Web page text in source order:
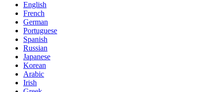
English
French
German
Portuguese
Spanish
Russian
Japanese
Korean
Arabic
Irish